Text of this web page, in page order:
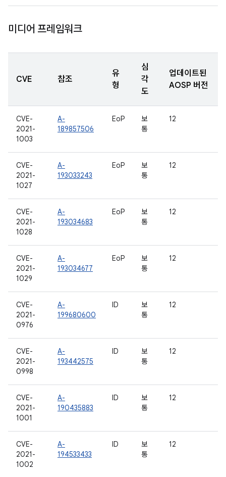
미디어 프레임워크
CVE 참조
유
형
심
각
도
업데이트된
AOSP 버전
CVE-
2021-
1003
A-
189857506
EoP
보
통
12
CVE-
2021-
1027
A-
193033243
EoP
보
통
12
CVE-
2021-
1028
A-
193034683
EoP
보
통
12
CVE-
2021-
1029
A-
193034677
EoP
보
통
12
CVE-
2021-
0976
A-
199680600
ID
보
통
12
CVE-
2021-
0998
A-
193442575
ID
보
통
12
CVE-
2021-
1001
A-
190435883
ID
보
통
12
CVE-
2021-
1002
A-
194533433
ID
보
통
12